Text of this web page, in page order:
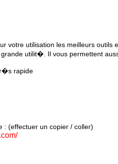
votre utilisation les meilleurs outils
utilit�. Il vous permettent
rapide
(effectuer un copier / coller)